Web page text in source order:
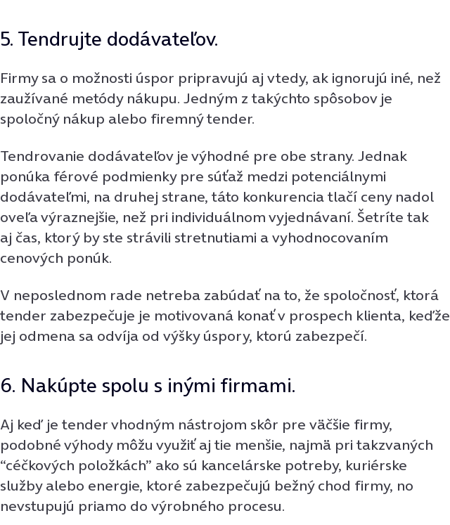
5. Tendrujte dodávateľov.
Firmy sa o možnosti úspor pripravujú aj vtedy, ak ignorujú iné, než
zaužívané metódy nákupu. Jedným z takýchto spôsobov je
spoločný nákup alebo firemný tender.
Tendrovanie dodávateľov je výhodné pre obe strany. Jednak
ponúka férové podmienky pre súťaž medzi potenciálnymi
dodávateľmi, na druhej strane, táto konkurencia tlačí ceny nadol
oveľa výraznejšie, než pri individuálnom vyjednávaní. Šetríte tak
aj čas, ktorý by ste strávili stretnutiami a vyhodnocovaním
cenových ponúk.
V neposlednom rade netreba zabúdať na to, že spoločnosť, ktorá
tender zabezpečuje je motivovaná konať v prospech klienta, keďže
jej odmena sa odvíja od výšky úspory, ktorú zabezpečí.
6. Nakúpte spolu s inými firmami.
Aj keď je tender vhodným nástrojom skôr pre väčšie firmy,
podobné výhody môžu využiť aj tie menšie, najmä pri takzvaných
“céčkových položkách” ako sú kancelárske potreby, kuriérske
služby alebo energie, ktoré zabezpečujú bežný chod firmy, no
nevstupujú priamo do výrobného procesu.